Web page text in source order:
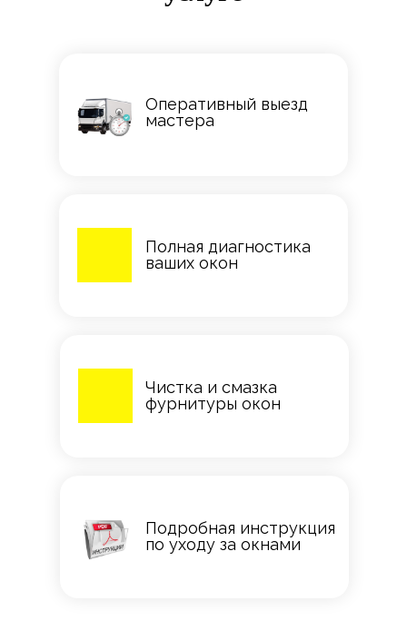
Оперативный выезд
мастера
Полная диагностика
ваших окон
Чистка и смазка
фурнитуры окон
Подробная инструкция
по уходу за окнами